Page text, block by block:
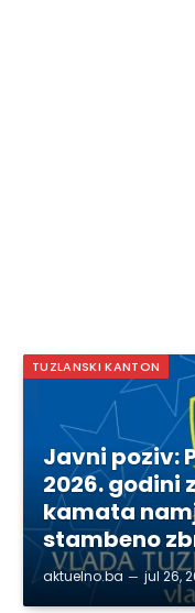
TUZLANSKI KANTON
Javni poziv:
2026. godini
kamata
stambeno
aktuelno.ba jul 26,